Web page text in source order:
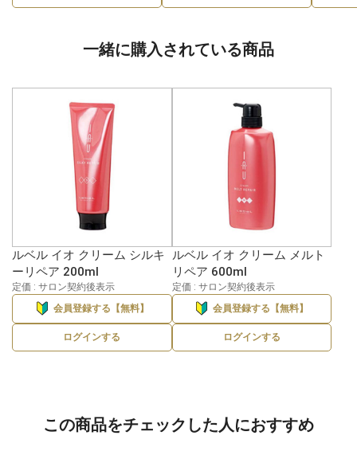
一緒に購入されている商品
ルベル イオ クリーム シルキ
ーリペア 200ml
定価 : サロン契約後表示
会員登録する【無料】
ログインする
ルベル イオ クリーム メルト
リペア 600ml
定価 : サロン契約後表示
会員登録する【無料】
ログインする
この商品をチェックした人におすすめ